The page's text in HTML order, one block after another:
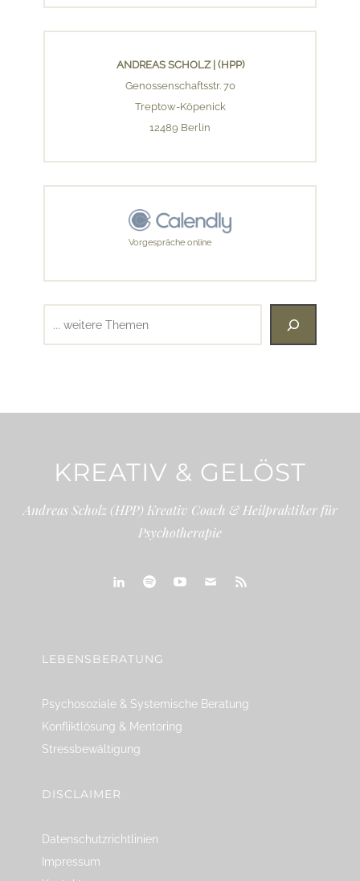
ANDREAS SCHOLZ | (HPP)
Genossenschaftsstr. 70
Treptow-Köpenick
12489 Berlin
Vorgespräche online
KREATIV & GELÖST
Andreas Scholz (HPP) Kreativ Coach & Heilpraktiker für
Psychotherapie
LEBENSBERATUNG
Psychosoziale & Systemische Beratung
Konfliktlösung & Mentoring
Stressbewältigung
DISCLAIMER
Datenschutzrichtlinien
Impressum